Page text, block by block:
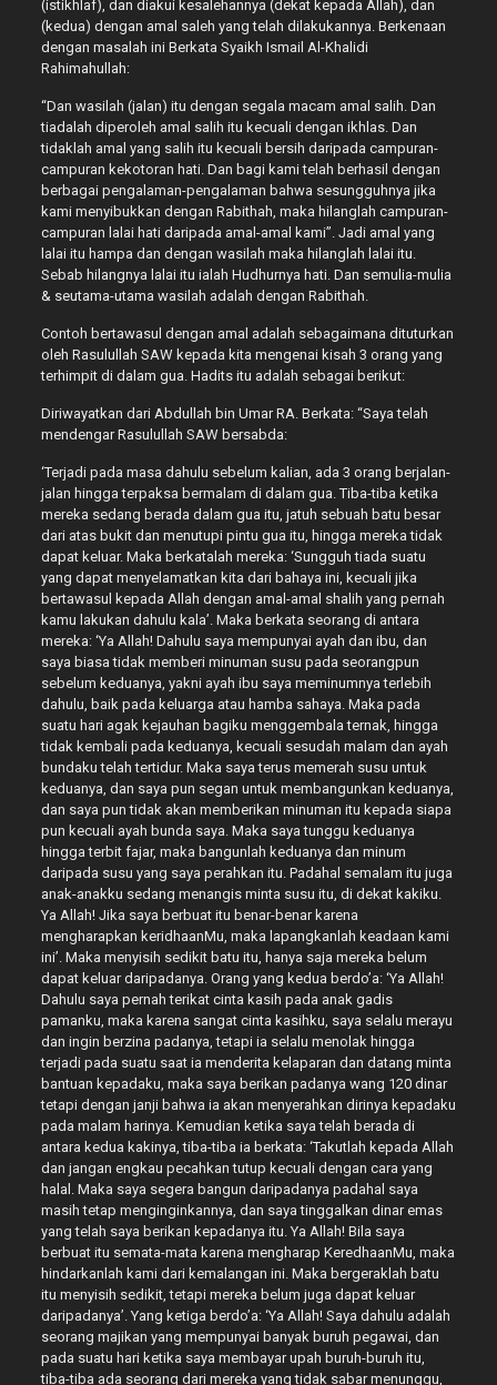
(istikhlaf), dan diakui kesalehannya (dekat kepada Allah), dan
(kedua) dengan amal saleh yang telah dilakukannya. Berkenaan
dengan masalah ini Berkata Syaikh Ismail Al-Khalidi
Rahimahullah:
“Dan wasilah (jalan) itu dengan segala macam amal salih. Dan
tiadalah diperoleh amal salih itu kecuali dengan ikhlas. Dan
tidaklah amal yang salih itu kecuali bersih daripada campuran-
campuran kekotoran hati. Dan bagi kami telah berhasil dengan
berbagai pengalaman-pengalaman bahwa sesungguhnya jika
kami menyibukkan dengan Rabithah, maka hilanglah campuran-
campuran lalai hati daripada amal-amal kami”. Jadi amal yang
lalai itu hampa dan dengan wasilah maka hilanglah lalai itu.
Sebab hilangnya lalai itu ialah Hudhurnya hati. Dan semulia-mulia
& seutama-utama wasilah adalah dengan Rabithah.
Contoh bertawasul dengan amal adalah sebagaimana dituturkan
oleh Rasulullah SAW kepada kita mengenai kisah 3 orang yang
terhimpit di dalam gua. Hadits itu adalah sebagai berikut:
Diriwayatkan dari Abdullah bin Umar RA. Berkata: “Saya telah
mendengar Rasulullah SAW bersabda:
‘Terjadi pada masa dahulu sebelum kalian, ada 3 orang berjalan-
jalan hingga terpaksa bermalam di dalam gua. Tiba-tiba ketika
mereka sedang berada dalam gua itu, jatuh sebuah batu besar
dari atas bukit dan menutupi pintu gua itu, hingga mereka tidak
dapat keluar. Maka berkatalah mereka: ‘Sungguh tiada suatu
yang dapat menyelamatkan kita dari bahaya ini, kecuali jika
bertawasul kepada Allah dengan amal-amal shalih yang pernah
kamu lakukan dahulu kala’. Maka berkata seorang di antara
mereka: ‘Ya Allah! Dahulu saya mempunyai ayah dan ibu, dan
saya biasa tidak memberi minuman susu pada seorangpun
sebelum keduanya, yakni ayah ibu saya meminumnya terlebih
dahulu, baik pada keluarga atau hamba sahaya. Maka pada
suatu hari agak kejauhan bagiku menggembala ternak, hingga
tidak kembali pada keduanya, kecuali sesudah malam dan ayah
bundaku telah tertidur. Maka saya terus memerah susu untuk
keduanya, dan saya pun segan untuk membangunkan keduanya,
dan saya pun tidak akan memberikan minuman itu kepada siapa
pun kecuali ayah bunda saya. Maka saya tunggu keduanya
hingga terbit fajar, maka bangunlah keduanya dan minum
daripada susu yang saya perahkan itu. Padahal semalam itu juga
anak-anakku sedang menangis minta susu itu, di dekat kakiku.
Ya Allah! Jika saya berbuat itu benar-benar karena
mengharapkan keridhaanMu, maka lapangkanlah keadaan kami
ini’. Maka menyisih sedikit batu itu, hanya saja mereka belum
dapat keluar daripadanya. Orang yang kedua berdo’a: ‘Ya Allah!
Dahulu saya pernah terikat cinta kasih pada anak gadis
pamanku, maka karena sangat cinta kasihku, saya selalu merayu
dan ingin berzina padanya, tetapi ia selalu menolak hingga
terjadi pada suatu saat ia menderita kelaparan dan datang minta
bantuan kepadaku, maka saya berikan padanya wang 120 dinar
tetapi dengan janji bahwa ia akan menyerahkan dirinya kepadaku
pada malam harinya. Kemudian ketika saya telah berada di
antara kedua kakinya, tiba-tiba ia berkata: ‘Takutlah kepada Allah
dan jangan engkau pecahkan tutup kecuali dengan cara yang
halal. Maka saya segera bangun daripadanya padahal saya
masih tetap menginginkannya, dan saya tinggalkan dinar emas
yang telah saya berikan kepadanya itu. Ya Allah! Bila saya
berbuat itu semata-mata karena mengharap KeredhaanMu, maka
hindarkanlah kami dari kemalangan ini. Maka bergeraklah batu
itu menyisih sedikit, tetapi mereka belum juga dapat keluar
daripadanya’. Yang ketiga berdo’a: ‘Ya Allah! Saya dahulu adalah
seorang majikan yang mempunyai banyak buruh pegawai, dan
pada suatu hari ketika saya membayar upah buruh-buruh itu,
tiba-tiba ada seorang dari mereka yang tidak sabar menunggu,